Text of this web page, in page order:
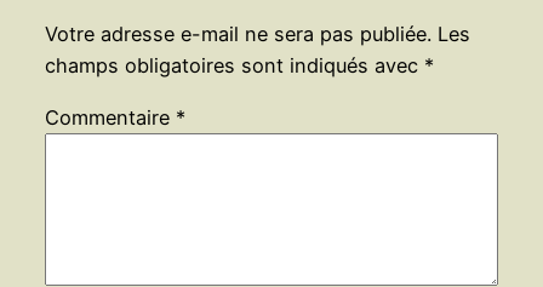
Votre adresse e-mail ne sera pas publiée. Les
champs obligatoires sont indiqués avec *
Commentaire *